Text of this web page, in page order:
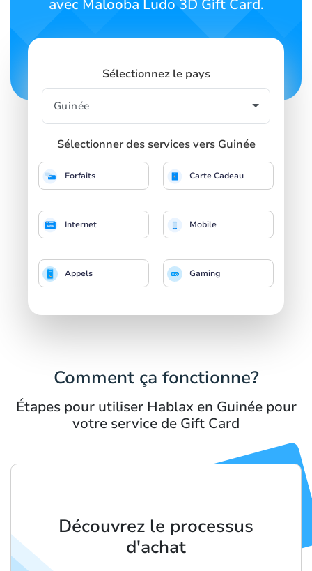
avec Malooba Ludo 3D Gift Card.
Sélectionnez le pays
Sélectionner des services vers Guinée
Forfaits Carte Cadeau
Internet Mobile
Appels Gaming
Comment ça fonctionne?
Étapes pour utiliser Hablax en Guinée pour
votre service de Gift Card
Découvrez le processus
d'achat